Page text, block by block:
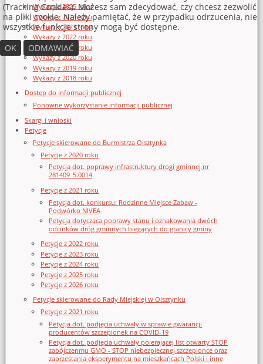
Wykazy z 2025 roku
Wykazy z 2024 roku
Wykazy z 2023 roku
Wykazy z 2022 roku
Wykazy z 2021 roku
Wykazy z 2020 roku
Wykazy z 2019 roku
Wykazy z 2018 roku
Dostęp do informacji publicznej
Ponowne wykorzystanie informacji publicznej
Skargi i wnioski
Petycje
Petycje skierowane do Burmistrza Olsztynka
Petycje z 2020 roku
Petycja dot. poprawy infrastruktury drogi gminnej nr
281409_5.0014
Petycje z 2021 roku
Petycja dot. konkursu: Rodzinne Miejsce Zabaw -
Podwórko NIVEA
Petycja dotycząca poprawy stanu i oznakowania dwóch
odcinków dróg gminnych biegących do granicy gminy
Petycje z 2022 roku
Petycje z 2023 roku
Petycje z 2024 roku
Petycje z 2025 roku
Petycje z 2026 roku
Petycje skierowane do Rady Miejskiej w Olsztynku
Petycje z 2021 roku
Petycja dot. podjęcia uchwały w sprawie gwarancji
producentów szczepionek na COVID-19
Petycja dot. podjęcia uchwały poierającej list otwarty STOP
zabójczenmu GMO - STOP niebezpiecznej szczepionce oraz
zaprzestania eksperymentu na mieszkańcach Polski i inne
(Tracking Cookies). Możesz sam zdecydować, czy chcesz zezwolić
na pliki cookie. Należy pamiętać, że w przypadku odrzucenia, nie
wszystkie funkcje strony mogą być dostępne.
OK
ODMAWIAĆ